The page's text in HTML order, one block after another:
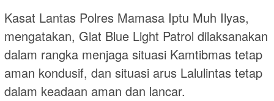
Kasat Lantas Polres Mamasa Iptu Muh Ilyas,
mengatakan, Giat Blue Light Patrol dilaksanakan
dalam rangka menjaga situasi Kamtibmas tetap
aman kondusif, dan situasi arus Lalulintas tetap
dalam keadaan aman dan lancar.